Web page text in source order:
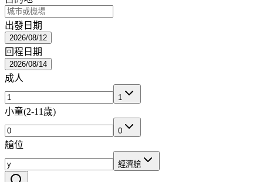
出發日期
2026/08/12
回程日期
2026/08/14
成人
1
小童(2-11歲)
0
艙位
經濟艙